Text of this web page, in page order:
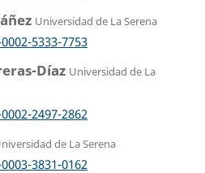
Universidad de La Serena
5333-7753
Díaz Universidad de La
2497-2862
de La Serena
3831-0162